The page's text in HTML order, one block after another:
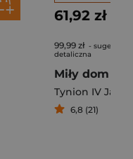
61,92 zł
99,99 zł -
detaliczna
Tynion IV
6,8 (21)